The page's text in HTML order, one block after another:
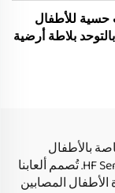
حسية للأطفال
بلاطة أرضية
بالأطفال
المصابين بالتوحد من HF Sensory Liquid Floor Tiles. تُصمم ألعابنا
الأطفال المصابين